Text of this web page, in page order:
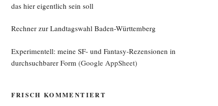
das hier eigentlich sein soll
Rechner zur Landtagswahl Baden-Württemberg
Experimentell: meine SF- und Fantasy-Rezensionen in
durchsuchbarer Form (Google AppSheet)
FRISCH KOMMENTIERT